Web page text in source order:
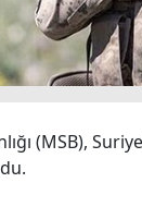
(MSB),